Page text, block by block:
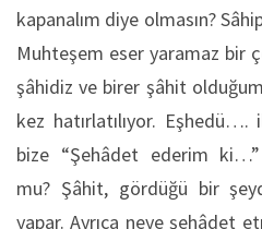
kapanalım diye olmasın?
Muhteşem eser yaramaz bir
şâhidiz ve birer şâhit
kez hatırlatılıyor.
bize “Şehâdet ederim ki…”
mu? Şâhit, gördüğü bir
yapar. Ayrıca neye şehâdet